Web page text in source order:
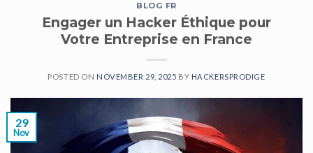
BLOG FR
Engager un Hacker Éthique pour
Votre Entreprise en France
POSTED ON NOVEMBER 29, 2025 BY HACKERSPRODIGE
29
Nov